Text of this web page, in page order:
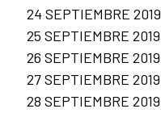
24 SEPTIEMBRE 2019
25 SEPTIEMBRE 2019
26 SEPTIEMBRE 2019
27 SEPTIEMBRE 2019
28 SEPTIEMBRE 2019